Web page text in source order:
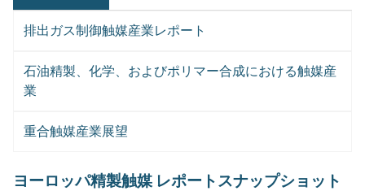
排出ガス制御触媒産業レポート
石油精製、化学、およびポリマー合成における触媒産
業
重合触媒産業展望
ヨーロッパ精製触媒 レポートスナップショット